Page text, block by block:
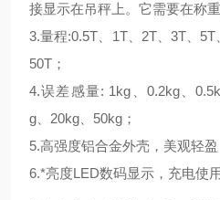
接显示在吊秤上。它需要在称
3.量程:0.5T、1T、2T、3T、5T
50T；
4.误差感量: 1kg、0.2kg、
g、20kg、50kg；
5.高强度铝合金外壳，美观轻盈
6.*亮度LED数码显示，充电使用